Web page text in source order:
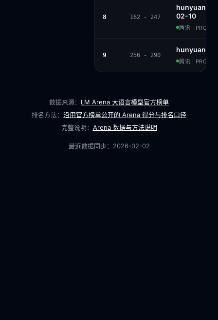
8 162 - 247
hunyuan-
02-10
腾讯 ·
9 256 - 290
hunyuan-
腾讯 ·
数据来源： LM Arena 大语言模型官方榜单
排名方法： 沿用官方榜单公开的 Arena 得分与排名口径
完整说明： Arena 数据与方法说明
最近数据同步： 2026-02-02